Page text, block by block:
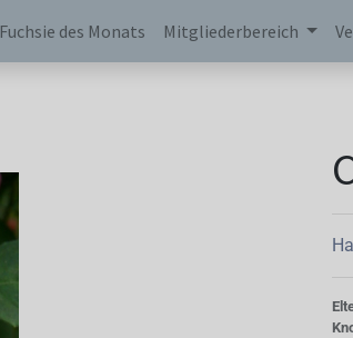
Fuchsie des Monats Mitgliederbereich